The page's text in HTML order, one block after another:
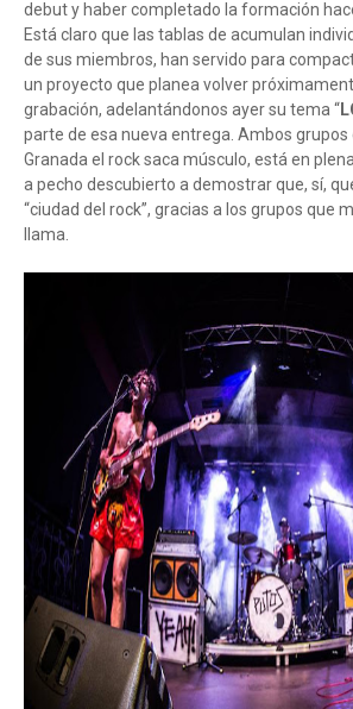
debut y haber completado la formación
Está claro que las tablas de acumulan
de sus miembros, han servido para
un proyecto que planea volver
grabación, adelantándonos ayer su tema “
parte de esa nueva entrega. Ambos
Granada el rock saca músculo, está en
a pecho descubierto a demostrar que, sí,
“ciudad del rock”, gracias a los grupos que
llama.